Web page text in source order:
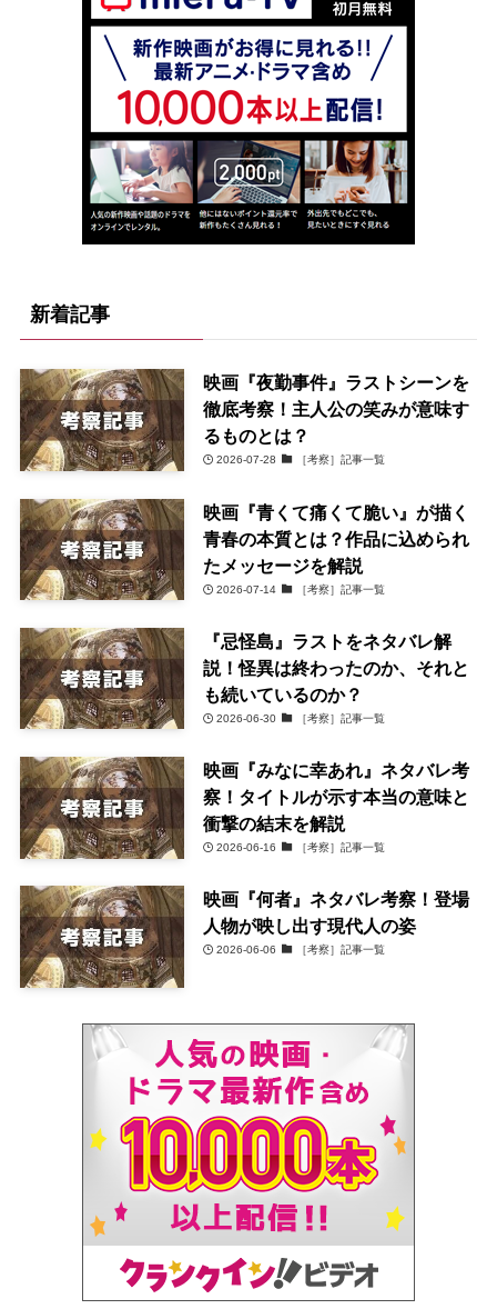
新着記事
映画『夜勤事件』ラストシーンを
徹底考察！主人公の笑みが意味す
るものとは？
2026-07-28 ［考察］記事一覧
映画『青くて痛くて脆い』が描く
青春の本質とは？作品に込められ
たメッセージを解説
2026-07-14 ［考察］記事一覧
『忌怪島』ラストをネタバレ解
説！怪異は終わったのか、それと
も続いているのか？
2026-06-30 ［考察］記事一覧
映画『みなに幸あれ』ネタバレ考
察！タイトルが示す本当の意味と
衝撃の結末を解説
2026-06-16 ［考察］記事一覧
映画『何者』ネタバレ考察！登場
人物が映し出す現代人の姿
2026-06-06 ［考察］記事一覧